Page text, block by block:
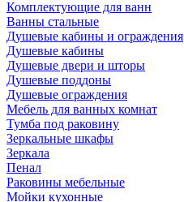
Комплектующие для ванн
Ванны стальные
Душевые кабины и ограждения
Душевые кабины
Душевые двери и шторы
Душевые поддоны
Душевые ограждения
Мебель для ванных комнат
Тумба под раковину
Зеркальные шкафы
Зеркала
Пенал
Раковины мебельные
Мойки кухонные